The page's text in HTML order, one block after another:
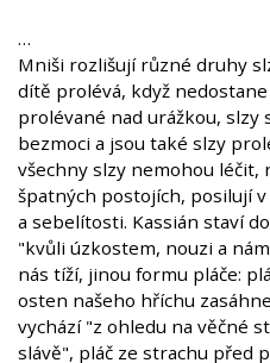
…
Mniši rozlišují různé druhy
dítě prolévá, když
prolévané nad urážkou, slzy
bezmoci a jsou také slzy
všechny slzy nemohou léčit,
špatných postojích, posilují
a sebelítosti. Kassián staví
"kvůli úzkostem, nouzi a
nás tíží, jinou formu pláče:
osten našeho hříchu
vychází "z ohledu na věčné
slávě", pláč ze strachu před